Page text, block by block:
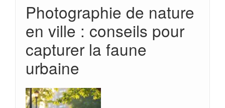
Photographie de nature
en ville : conseils pour
capturer la faune
urbaine